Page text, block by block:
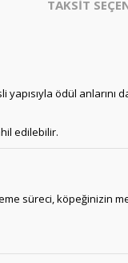
TAKSİT
yapısıyla ödül anlarını
edilebilir.
süreci, köpeğinizin